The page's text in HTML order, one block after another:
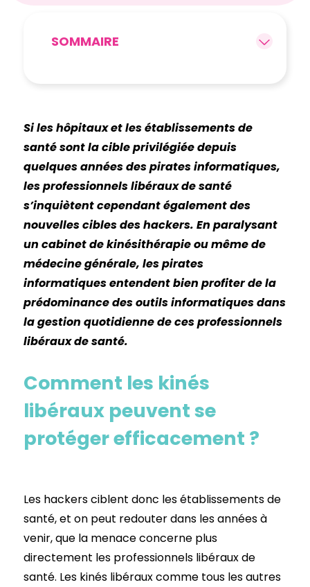
SOMMAIRE
Si les hôpitaux et les établissements de
santé sont la cible privilégiée depuis
quelques années des pirates informatiques,
les professionnels libéraux de santé
s’inquiètent cependant également des
nouvelles cibles des hackers. En paralysant
un cabinet de kinésithérapie ou même de
médecine générale, les pirates
informatiques entendent bien profiter de la
prédominance des outils informatiques dans
la gestion quotidienne de ces professionnels
libéraux de santé.
Comment les kinés
libéraux peuvent se
protéger efficacement ?
Les hackers ciblent donc les établissements de
santé, et on peut redouter dans les années à
venir, que la menace concerne plus
directement les professionnels libéraux de
santé. Les kinés libéraux comme tous les autres